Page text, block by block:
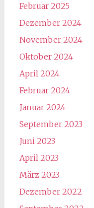
Februar 2025
Dezember 2024
November 2024
Oktober 2024
April 2024
Februar 2024
Januar 2024
September 2023
Juni 2023
April 2023
März 2023
Dezember 2022